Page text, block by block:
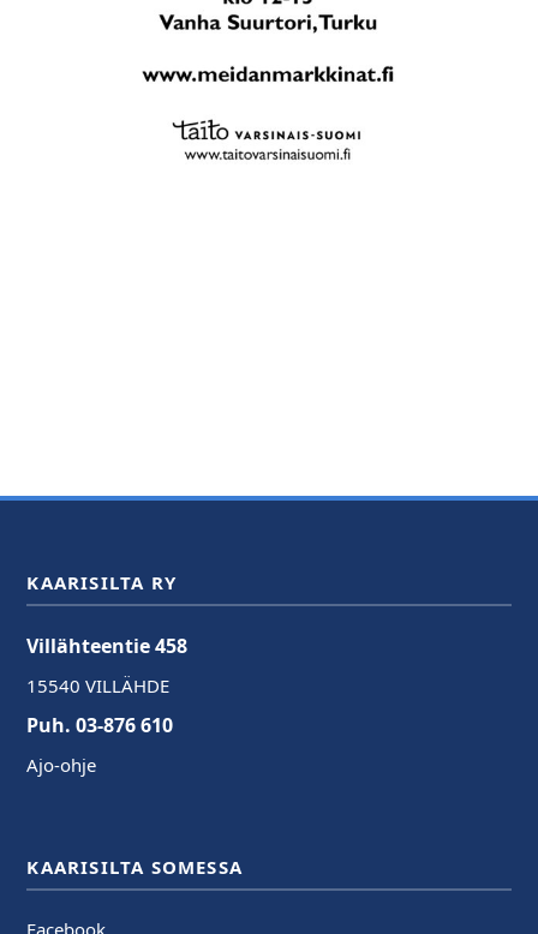
KAARISILTA RY
Villähteentie 458
15540 VILLÄHDE
Puh. 03-876 610
Ajo-ohje
KAARISILTA SOMESSA
Facebook